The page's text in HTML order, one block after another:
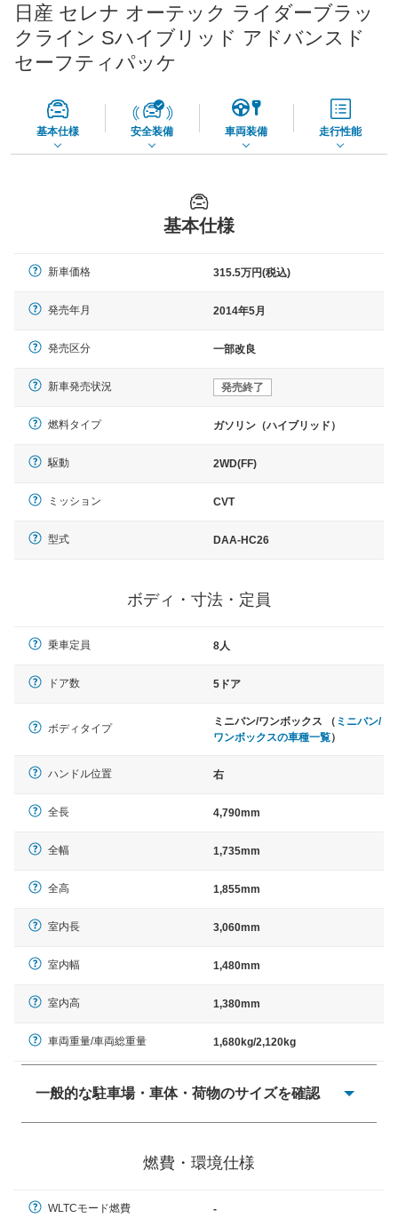
*当該価格は車種別の価格となります。
日産 セレナ オーテック ライダーブラッ
クライン Sハイブリッド アドバンスド
セーフティパッケ
基本仕様 安全装備 車両装備 走行性能
基本仕様
新車価格 315.5万円(税込)
発売年月 2014年5月
発売区分 一部改良
新車発売状況 発売終了
燃料タイプ ガソリン（ハイブリッド）
駆動 2WD(FF)
ミッション CVT
型式 DAA-HC26
ボディ・寸法・定員
乗車定員 8人
ドア数 5ドア
ボディタイプ
ミニバン/ワンボックス （ ミニバン/
ワンボックスの車種一覧）
ハンドル位置 右
全長 4,790mm
全幅 1,735mm
全高 1,855mm
室内長 3,060mm
室内幅 1,480mm
室内高 1,380mm
車両重量/車両総重量 1,680kg/2,120kg
一般的な駐車場・車体・荷物のサイズを確認
× 長さ 5,000mm 車路幅 5,000mmというサイズが標準値
燃費・環境仕様
WLTCモード燃費 -